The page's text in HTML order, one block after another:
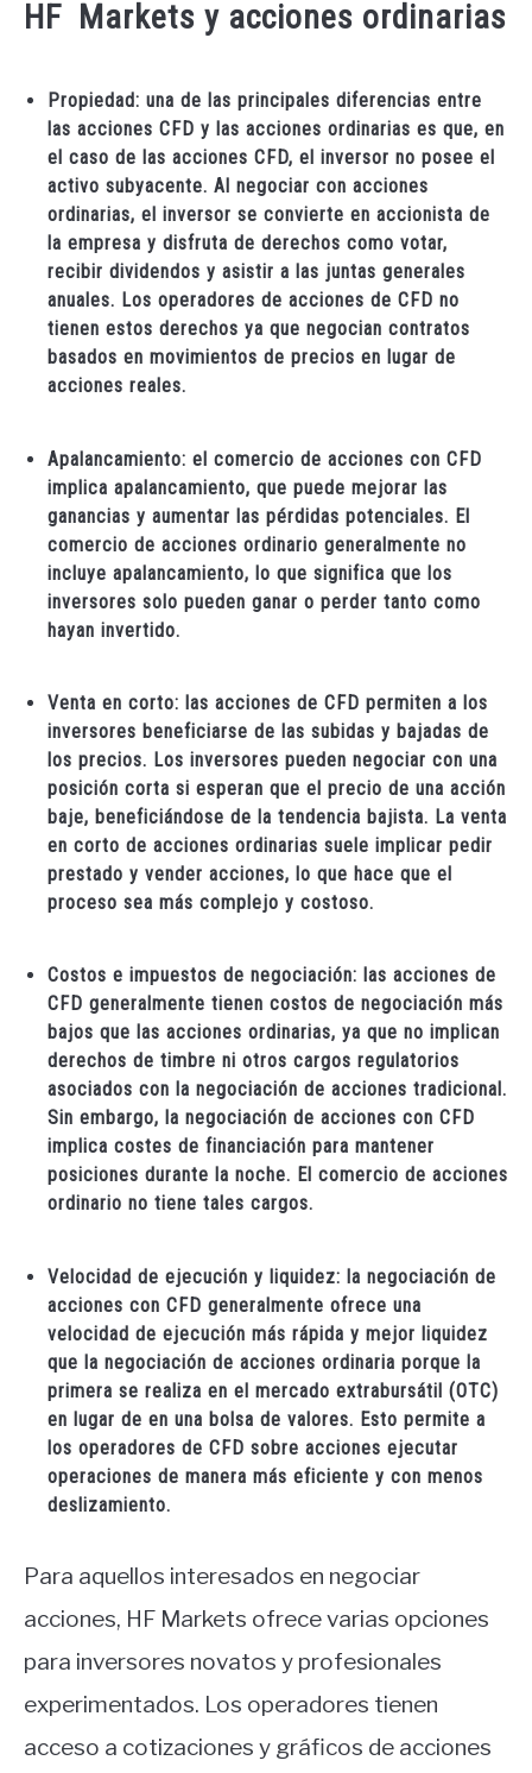
HF Markets y acciones ordinarias
Propiedad: una de las principales diferencias entre
las acciones CFD y las acciones ordinarias es que, en
el caso de las acciones CFD, el inversor no posee el
activo subyacente. Al negociar con acciones
ordinarias, el inversor se convierte en accionista de
la empresa y disfruta de derechos como votar,
recibir dividendos y asistir a las juntas generales
anuales. Los operadores de acciones de CFD no
tienen estos derechos ya que negocian contratos
basados en movimientos de precios en lugar de
acciones reales.
Apalancamiento: el comercio de acciones con CFD
implica apalancamiento, que puede mejorar las
ganancias y aumentar las pérdidas potenciales. El
comercio de acciones ordinario generalmente no
incluye apalancamiento, lo que significa que los
inversores solo pueden ganar o perder tanto como
hayan invertido.
Venta en corto: las acciones de CFD permiten a los
inversores beneficiarse de las subidas y bajadas de
los precios. Los inversores pueden negociar con una
posición corta si esperan que el precio de una acción
baje, beneficiándose de la tendencia bajista. La venta
en corto de acciones ordinarias suele implicar pedir
prestado y vender acciones, lo que hace que el
proceso sea más complejo y costoso.
Costos e impuestos de negociación: las acciones de
CFD generalmente tienen costos de negociación más
bajos que las acciones ordinarias, ya que no implican
derechos de timbre ni otros cargos regulatorios
asociados con la negociación de acciones tradicional.
Sin embargo, la negociación de acciones con CFD
implica costes de financiación para mantener
posiciones durante la noche. El comercio de acciones
ordinario no tiene tales cargos.
Velocidad de ejecución y liquidez: la negociación de
acciones con CFD generalmente ofrece una
velocidad de ejecución más rápida y mejor liquidez
que la negociación de acciones ordinaria porque la
primera se realiza en el mercado extrabursátil (OTC)
en lugar de en una bolsa de valores. Esto permite a
los operadores de CFD sobre acciones ejecutar
operaciones de manera más eficiente y con menos
deslizamiento.
Para aquellos interesados en negociar
acciones, HF Markets ofrece varias opciones
para inversores novatos y profesionales
experimentados. Los operadores tienen
acceso a cotizaciones y gráficos de acciones